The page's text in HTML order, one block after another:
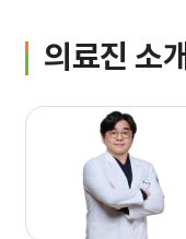
의료진 소개